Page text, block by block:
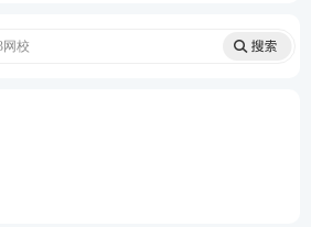
业无需在报考法律法规科目。
网校